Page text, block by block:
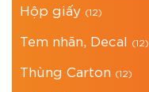
Hộp giấy (12)
Tem nhãn, Decal (12)
Thùng Carton (12)